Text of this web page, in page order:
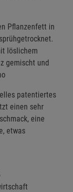
Pflanzenfett in
löslichem
gemischt und
patentiertes
einen sehr
eine
etwas